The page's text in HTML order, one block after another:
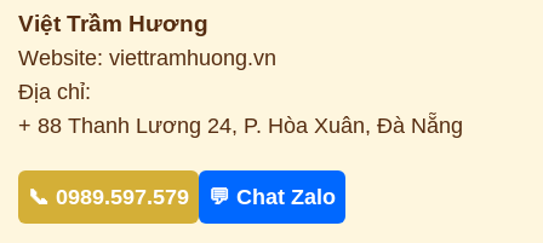
Việt Trầm Hương
Website: viettramhuong.vn
Địa chỉ:
+ 88 Thanh Lương 24, P. Hòa Xuân, Đà Nẵng
📞 0989.597.579 💬 Chat Zalo